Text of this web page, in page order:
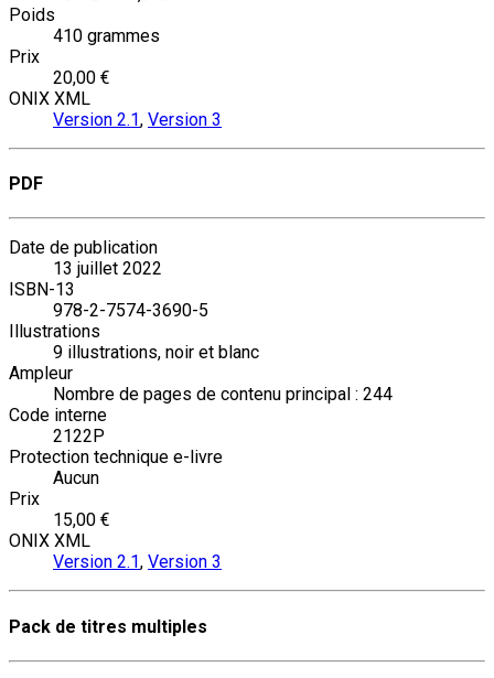
Poids
410 grammes
Prix
20,00 €
ONIX XML
Version 2.1, Version 3
PDF
Date de publication
13 juillet 2022
ISBN-13
978-2-7574-3690-5
Illustrations
9 illustrations, noir et blanc
Ampleur
Nombre de pages de contenu principal : 244
Code interne
2122P
Protection technique e-livre
Aucun
Prix
15,00 €
ONIX XML
Version 2.1, Version 3
Pack de titres multiples